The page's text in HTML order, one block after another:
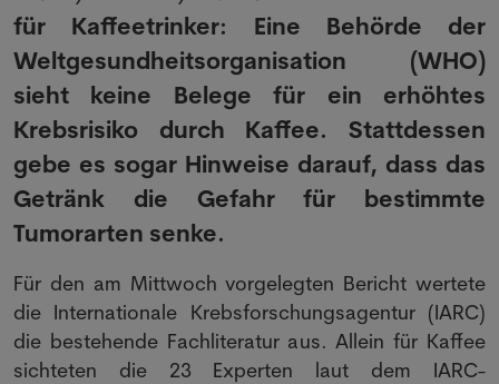
für Kaffeetrinker: Eine Behörde der
Weltgesundheitsorganisation (WHO)
sieht keine Belege für ein erhöhtes
Krebsrisiko durch Kaffee. Stattdessen
gebe es sogar Hinweise darauf, dass das
Getränk die Gefahr für bestimmte
Tumorarten senke.
Für den am Mittwoch vorgelegten Bericht wertete
die Internationale Krebsforschungsagentur (IARC)
die bestehende Fachliteratur aus. Allein für Kaffee
sichteten die 23 Experten laut dem IARC-